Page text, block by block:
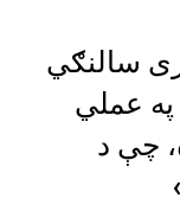
سالنګي
په عملي
چې د